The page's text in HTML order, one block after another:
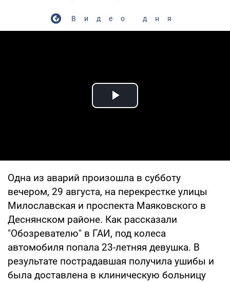
Видео дня
Play Video
Одна из аварий произошла в субботу
вечером, 29 августа, на перекрестке улицы
Милославская и проспекта Маяковского в
Деснянском районе. Как рассказали
"Обозревателю" в ГАИ, под колеса
автомобиля попала 23-летняя девушка. В
результате пострадавшая получила ушибы и
была доставлена в клиническую больницу